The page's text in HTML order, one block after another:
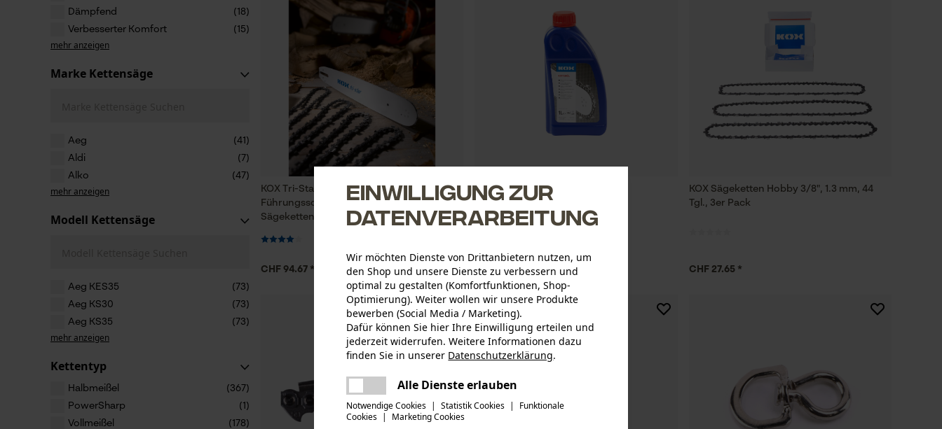
Dämpfend
(18)
Verbesserter Komfort
(15)
mehr anzeigen
Marke Kettensäge
Aeg
(41)
Aldi
(7)
Alko
(47)
mehr anzeigen
Modell Kettensäge
Aeg KES35
(73)
Aeg KS30
(73)
Aeg KS35
(73)
mehr anzeigen
Kettentyp
Halbmeißel
(367)
PowerSharp
(1)
Vollmeißel
(178)
KOX Tri-Star Spar-Satz mit
Führungsschiene und 4 DuraCut / MultiCut
Sägeketten 3/8" Hobby, 1.3 mm, 35 cm
CHF 94.67 *
KOX Sägeketten-Haftöl 1L
CHF 5.90 *
KOX Sägeketten Hobby 3/8", 1.3 mm, 44
Tgl., 3er Pack
CHF 27.65 *
Einwilligung zur
Datenverarbeitung
Wir möchten Dienste von Drittanbietern nutzen, um
den Shop und unsere Dienste zu verbessern und
optimal zu gestalten (Komfortfunktionen, Shop-
Optimierung). Weiter wollen wir unsere Produkte
bewerben (Social Media / Marketing).
Dafür können Sie hier Ihre Einwilligung erteilen und
jederzeit widerrufen. Weitere Informationen dazu
finden Sie in unserer Datenschutzerklärung.
Alle Dienste erlauben
Notwendige Cookies | Statistik Cookies |
Funktionale
Cookies | Marketing Cookies
Es ist ein Fehler aufgetreten. Bitte
versuchen Sie es erneut.
teilen
mail